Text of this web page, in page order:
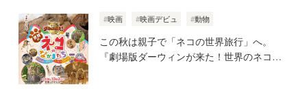
映画 映画デビュ 動物
この秋は親子で「ネコの世界旅行」へ。
『劇場版ダーウィンが来た！世界のネコの